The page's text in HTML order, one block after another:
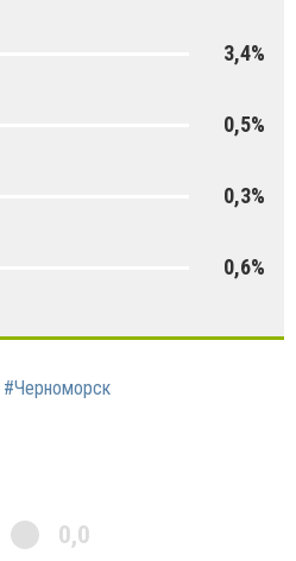
3,4%
0,5%
0,3%
0,6%
#Черноморск
0,0